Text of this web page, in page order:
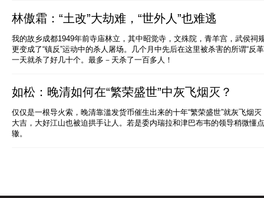
林傲霜：“土改”大劫难，“世外人”也难逃
我的故乡成都1949年前寺庙林立，其中昭觉寺，文殊院，青羊宫，武侯祠
更变成了“镇反”运动中的杀人屠场。几个月中先后在这里被杀害的所谓“反
一天就杀了好几十个。最多－天杀了一百多人！
如松：晚清如何在“繁荣盛世”中灰飞烟灭？
仅仅是一根导火索，晚清靠滥发货币催生出来的十年“繁荣盛世”就灰飞烟
大吉，大好江山也被迫拱手让人。若是委内瑞拉和津巴布韦的领导稍微懂
辙。